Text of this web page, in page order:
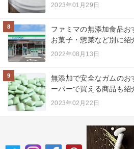
2023年01月29日
8
ファミマの無添加食品お
お菓子・惣菜など別に紹
2022年08月13日
9
無添加で安全なガムのお
ーパーで買える商品も紹
2023年02月22日